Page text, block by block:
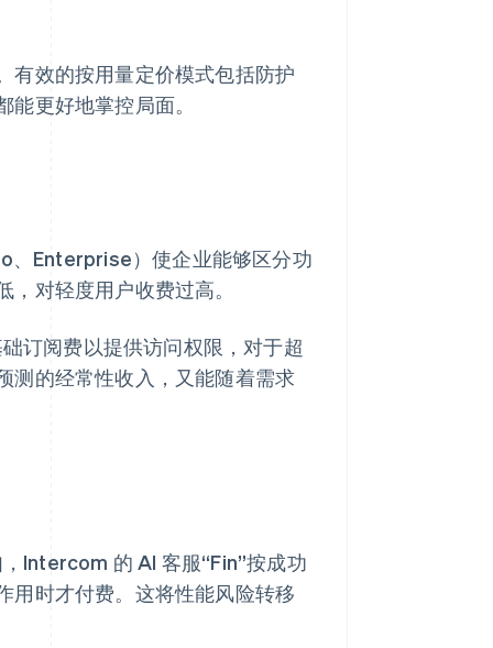
有效的按用量定价模式包括防护
更好地掌控局面。
、Enterprise）使企业能够区分功
对轻度用户收费过高。
订阅费以提供访问权限，对于超
测的经常性收入，又能随着需求
Intercom 的 AI 客服“Fin”按成功
用时才付费。这将性能风险转移